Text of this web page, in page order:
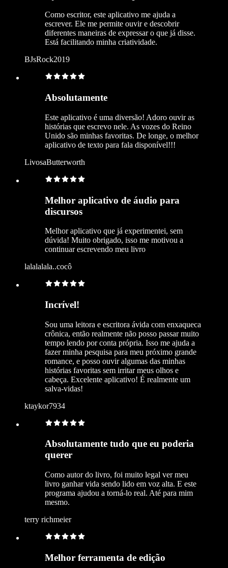
Como escritor, este aplicativo me ajuda a
escrever. Ele me permite ouvir e descobrir
diferentes maneiras de expressar o que já disse.
Está facilitando minha criatividade.
BJsRock2019
Absolutamente
Este aplicativo é uma diversão! Adoro ouvir as
histórias que escrevo nele. As vozes do Reino
Unido são minhas favoritas. De longe, o melhor
aplicativo de texto para fala disponível!!!
LivosaButterworth
Melhor aplicativo de áudio para
discursos
Melhor aplicativo que já experimentei, sem
dúvida! Muito obrigado, isso me motivou a
continuar escrevendo meu livro
lalalalala..cocô
Incrível!
Sou uma leitora e escritora ávida com enxaqueca
crônica, então realmente não posso passar muito
tempo lendo por conta própria. Isso me ajuda a
fazer minha pesquisa para meu próximo grande
romance, e posso ouvir algumas das minhas
histórias favoritas sem irritar meus olhos e
cabeça. Excelente aplicativo! É realmente um
salva-vidas!
ktaykor7934
Absolutamente tudo que eu poderia
querer
Como autor do livro, foi muito legal ver meu
livro ganhar vida sendo lido em voz alta. E este
programa ajudou a torná-lo real. Até para mim
mesmo.
terry richmeier
Melhor ferramenta de edição